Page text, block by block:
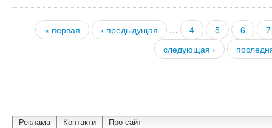
Страницы
« первая ‹ предыдущая … 4 5 6
7
следующая ›
Реклама Контакти Про сайт